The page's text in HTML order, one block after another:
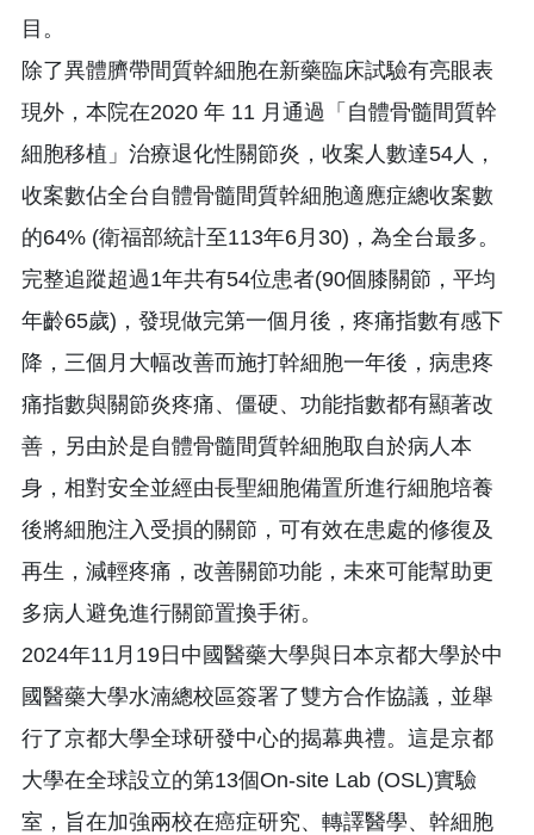
目。
除了異體臍帶間質幹細胞在新藥臨床試驗有亮眼表
現外，本院在2020 年 11 月通過「自體骨髓間質幹
細胞移植」治療退化性關節炎，收案人數達54人，
收案數佔全台自體骨髓間質幹細胞適應症總收案數
的64% (衛福部統計至113年6月30)，為全台最多。
完整追蹤超過1年共有54位患者(90個膝關節，平均
年齡65歲)，發現做完第一個月後，疼痛指數有感下
降，三個月大幅改善而施打幹細胞一年後，病患疼
痛指數與關節炎疼痛、僵硬、功能指數都有顯著改
善，另由於是自體骨髓間質幹細胞取自於病人本
身，相對安全並經由長聖細胞備置所進行細胞培養
後將細胞注入受損的關節，可有效在患處的修復及
再生，減輕疼痛，改善關節功能，未來可能幫助更
多病人避免進行關節置換手術。
2024年11月19日中國醫藥大學與日本京都大學於中
國醫藥大學水湳總校區簽署了雙方合作協議，並舉
行了京都大學全球研發中心的揭幕典禮。這是京都
大學在全球設立的第13個On-site Lab (OSL)實驗
室，旨在加強兩校在癌症研究、轉譯醫學、幹細胞